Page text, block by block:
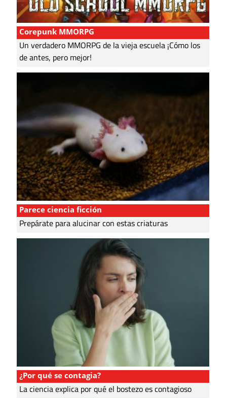
Corepunk MMORPG
Un verdadero MMORPG de la vieja escuela ¡Cómo los
de antes, pero mejor!
Parece ciencia ficción
Prepárate para alucinar con estas criaturas
¿Por qué se contagia?
La ciencia explica por qué el bostezo es contagioso